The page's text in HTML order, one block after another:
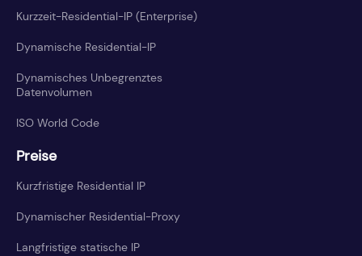
Kurzzeit-Residential-IP (Enterprise)
Dynamische Residential-IP
Dynamisches Unbegrenztes
Datenvolumen
ISO World Code
Preise
Kurzfristige Residential IP
Dynamischer Residential-Proxy
Langfristige statische IP